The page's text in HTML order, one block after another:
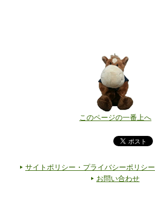
このページの一番上へ
サイトポリシー・プライバシーポリシー
お問い合わせ